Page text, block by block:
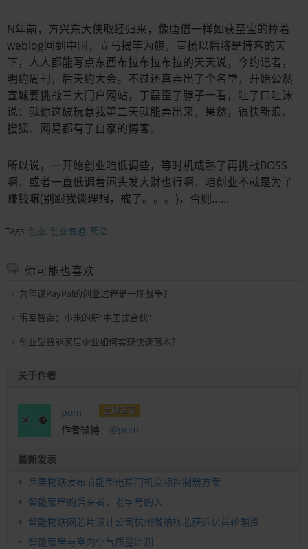
N年前，方兴东大侠取经归来，像唐僧一样如获至宝的捧着
weblog回到中国，立马揭竿为旗，宣扬以后将是博客的天
下，人人都能写点东西布拉布拉布拉的天天说，今约记者，
明约周刊，后天约大会。不过还真弄出了个名堂，开始公然
宣城要挑战三大门户网站，丁磊歪了脖子一看，吐了口吐沫
说：就你这破玩意我第二天就能弄出来，果然，很快新浪、
搜狐、网易都有了自家的博客。
所以说，一开始创业咱低调些，等时机成熟了再挑战BOSS
啊，或者一直低调着闷头发大财也行啊，咱创业不就是为了
赚钱嘛(别跟我谈理想，戒了。。。)，否则……
Tags: 创业, 创业有道, 死法
你可能也喜欢
为何说PayPal的创业过程是一场战争？
雷军智造：小米的新“中国式合伙”
创业型智能家居企业如何实现快速落地？
关于作者
pom 金牌笛客
作者微博： @pom
最新发表
尼果物联发布节能型电梯门机变频控制器方案
智能家居的后来者，老字号的入
智能物联网芯片设计公司杭州微纳核芯获近亿首轮融资
智能家居与室内空气质量监测